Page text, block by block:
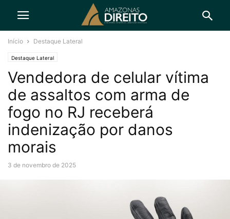
Início Destaque Lateral
Destaque Lateral
Vendedora de celular vítima
de assaltos com arma de
fogo no RJ receberá
indenização por danos
morais
3 de novembro de 2025